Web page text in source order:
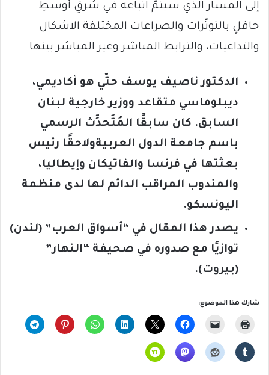
إلى المسار الذي سيتمُّ اتباعه في شرقِ أوسطٍ
حافلٍ بالتوتّرات والصراعات المختلفة الاشكال
والتداعيات، والترابط المباشر وغير المباشر بينها.
الدكتور ناصيف يوسف حتّي هو أكاديمي،
ديبلوماسي متقاعد ووزير خارجية لبنان
السابق. كان سابقًا المُتَحدِّث الرسمي
باسم جامعة الدول العربيةولاحقًا رئيس
بعثتها في فرنسا والفاتيكان وإيطاليا،
والمندوب المراقب الدائم لها لدى منظمة
اليونسكو.
يصدر هذا المقال في “أسواق العرب” (لندن)
توازيًا مع صدوره في صحيفة “النهار”
(بيروت).
شارك هذا الموضوع: